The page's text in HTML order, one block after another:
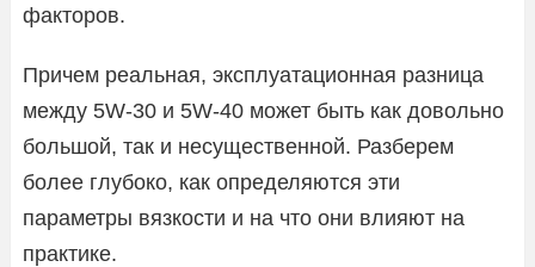
факторов.
Причем реальная, эксплуатационная разница
между 5W-30 и 5W-40 может быть как довольно
большой, так и несущественной. Разберем
более глубоко, как определяются эти
параметры вязкости и на что они влияют на
практике.